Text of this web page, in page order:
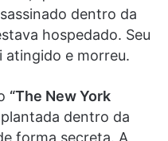
dentro da
hospedado. Seu
e morreu.
“The New York
dentro da
forma secreta. A